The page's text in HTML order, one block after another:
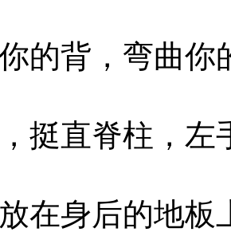
背，弯曲你
直脊柱，左
身后的地板